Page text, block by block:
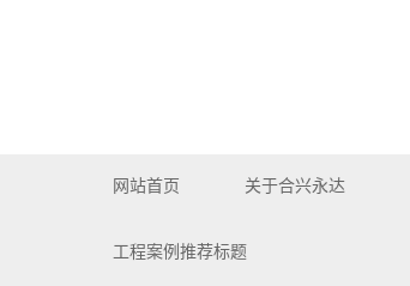
网站首页 关于合兴永达
工程案例推荐标题